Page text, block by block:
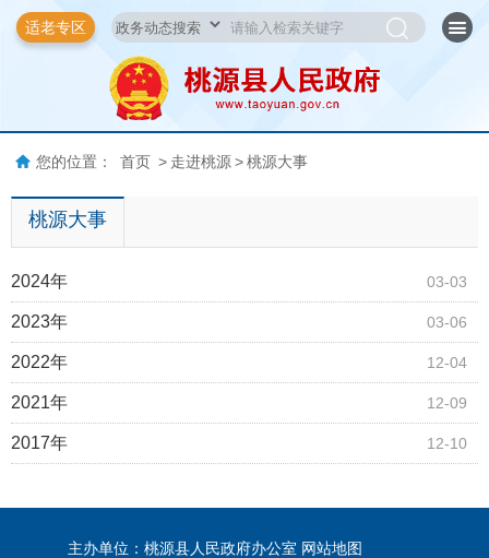
适老专区
您的位置： 首页 > 走进桃源 > 桃源大事
桃源大事
03-03
2024年
03-06
2023年
12-04
2022年
12-09
2021年
12-10
2017年
主办单位：桃源县人民政府办公室 网站地图